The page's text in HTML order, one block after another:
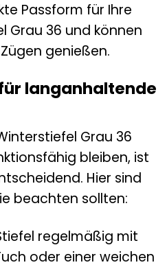
Passform für Ihre
Grau 36 und können
genießen.
langanhaltende
Grau 36
bleiben, ist
Hier sind
beachten sollten:
regelmäßig mit
oder einer weichen